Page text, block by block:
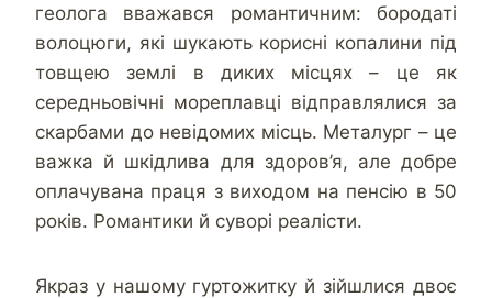
геолога вважався романтичним: бородаті
волоцюги, які шукають корисні копалини під
товщею землі в диких місцях – це як
середньовічні мореплавці відправлялися за
скарбами до невідомих місць. Металург – це
важка й шкідлива для здоров’я, але добре
оплачувана праця з виходом на пенсію в 50
років. Романтики й суворі реалісти.
Якраз у нашому гуртожитку й зійшлися двоє